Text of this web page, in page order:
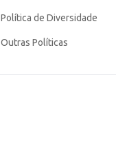
Política de Diversidade
Outras Políticas